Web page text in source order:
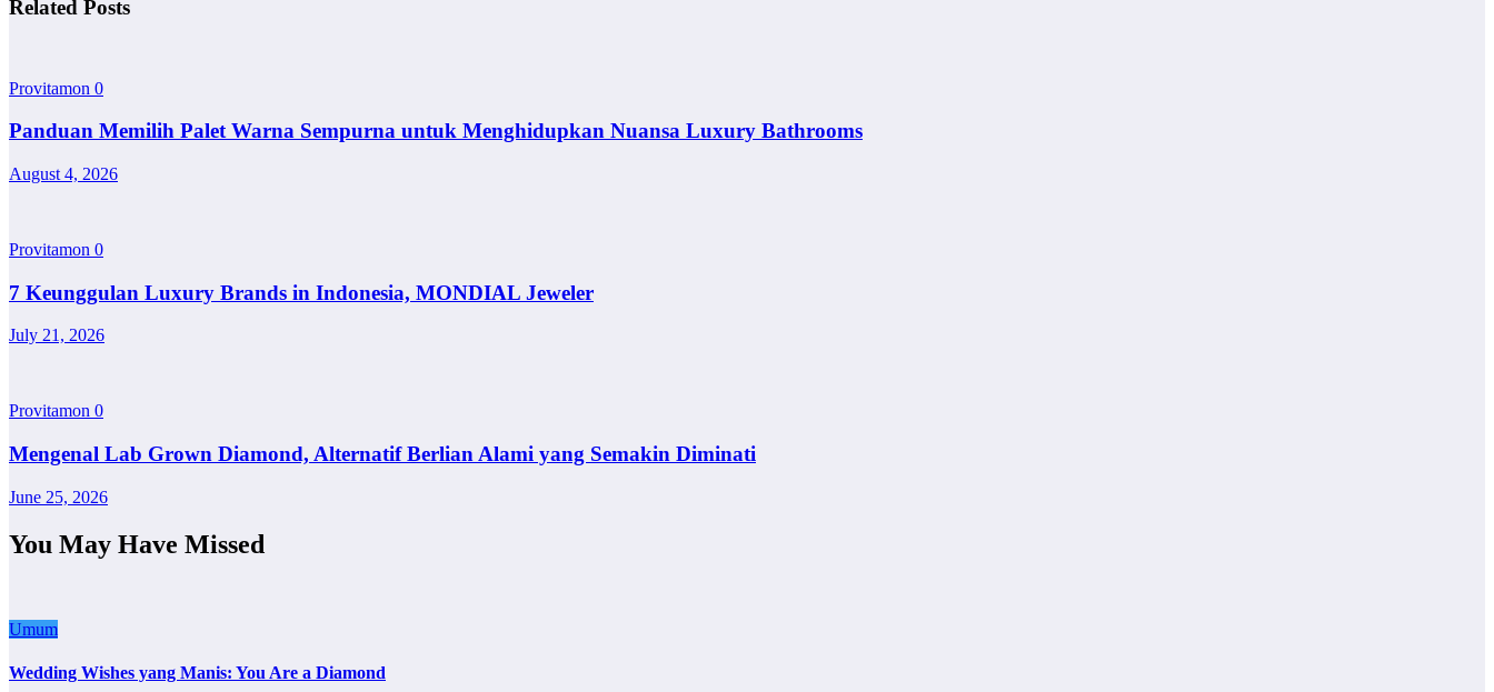
Related Posts
Provitamon 0
Panduan Memilih Palet Warna Sempurna untuk Menghidupkan Nuansa Luxury Bathrooms
August 4, 2026
Provitamon 0
7 Keunggulan Luxury Brands in Indonesia, MONDIAL Jeweler
July 21, 2026
Provitamon 0
Mengenal Lab Grown Diamond, Alternatif Berlian Alami yang Semakin Diminati
June 25, 2026
You May Have Missed
Umum
Wedding Wishes yang Manis: You Are a Diamond